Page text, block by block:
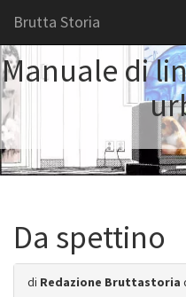
Brutta Storia
Manuale di
Da spettino
di Redazione Bruttastoria